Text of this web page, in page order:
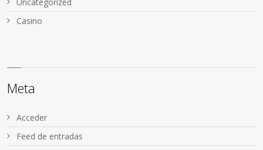
Сasino
Meta
Acceder
Feed de entradas